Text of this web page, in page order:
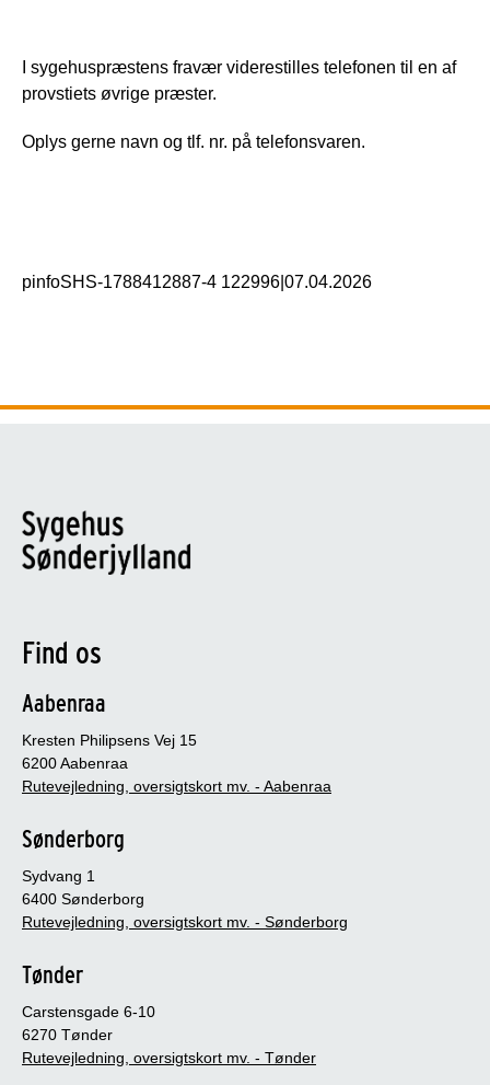
I sygehuspræstens fravær viderestilles telefonen til en af
provstiets øvrige præster.
Oplys gerne navn og tlf. nr. på telefonsvaren.
pinfoSHS-1788412887-4 122996 07.04.2026
Find os
Aabenraa
Kresten Philipsens Vej 15
6200 Aabenraa
Rutevejledning, oversigtskort mv. - Aabenraa
Sønderborg
Sydvang 1
6400 Sønderborg
Rutevejledning, oversigtskort mv. - Sønderborg
Tønder
Carstensgade 6-10
6270 Tønder
Rutevejledning, oversigtskort mv. - Tønder